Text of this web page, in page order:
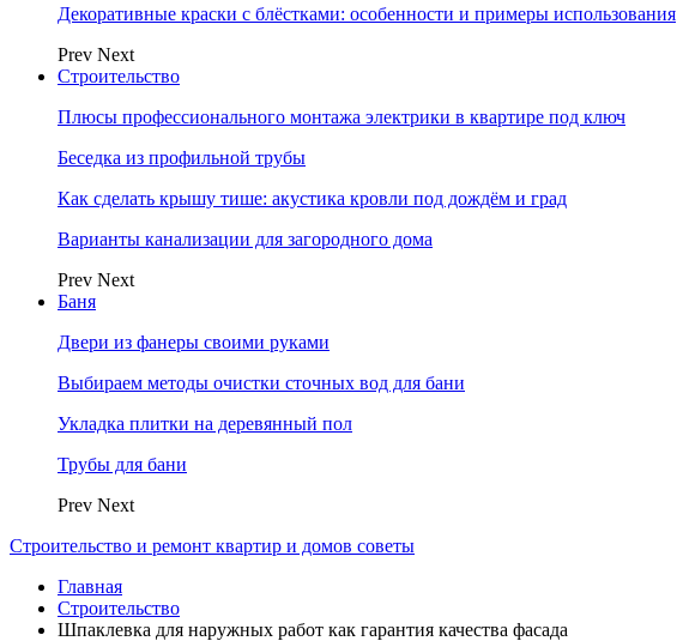
Декоративные краски с блёстками: особенности и примеры использования
Prev Next
Строительство
Плюсы профессионального монтажа электрики в квартире под ключ
Беседка из профильной трубы
Как сделать крышу тише: акустика кровли под дождём и град
Варианты канализации для загородного дома
Prev Next
Баня
Двери из фанеры своими руками
Выбираем методы очистки сточных вод для бани
Укладка плитки на деревянный пол
Трубы для бани
Prev Next
Строительство и ремонт квартир и домов советы
Главная
Строительство
Шпаклевка для наружных работ как гарантия качества фасада